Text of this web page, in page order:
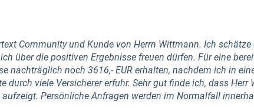
Community und Kunde von Herrn Wittmann. Ich
über die positiven Ergebnisse freuen dürfen. Für eine
nachträglich noch 3616,- EUR erhalten, nachdem ich in
durch viele Versicherer erfuhr. Sehr gut finde ich, dass Herr
Persönliche Anfragen werden im Normalfall